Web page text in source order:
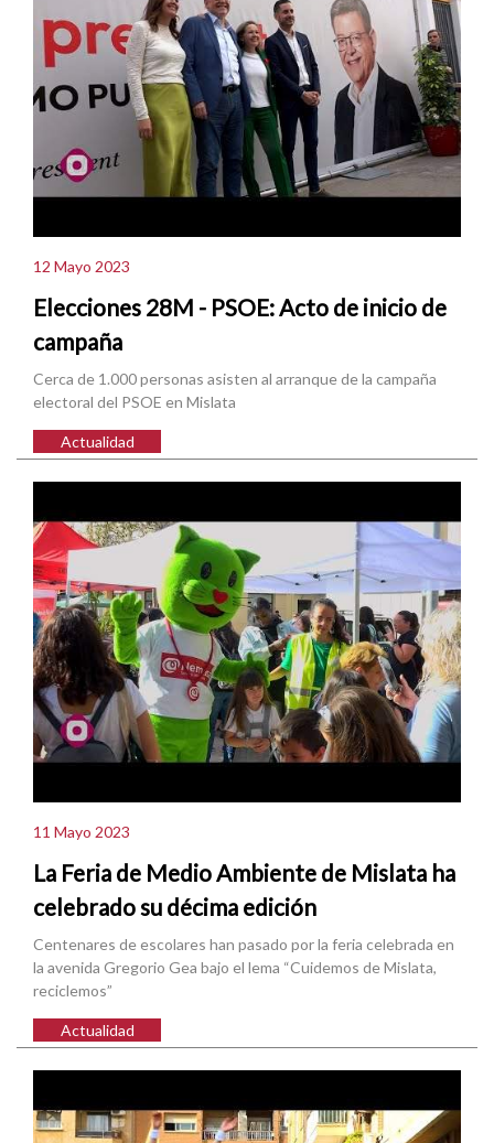
12 Mayo 2023
Elecciones 28M - PSOE: Acto de inicio de
campaña
Cerca de 1.000 personas asisten al arranque de la campaña
electoral del PSOE en Mislata
Actualidad
11 Mayo 2023
La Feria de Medio Ambiente de Mislata ha
celebrado su décima edición
Centenares de escolares han pasado por la feria celebrada en
la avenida Gregorio Gea bajo el lema “Cuidemos de Mislata,
reciclemos”
Actualidad